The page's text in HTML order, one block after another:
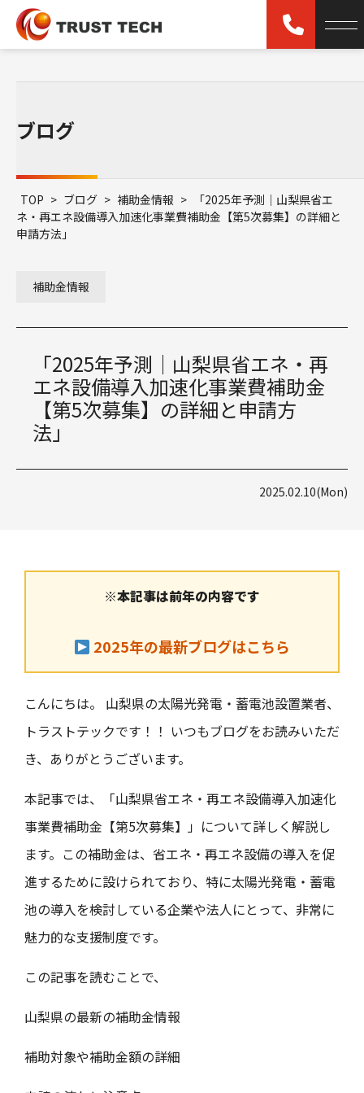
ブログ
TOP > ブログ > 補助金情報 >
「2025年予測｜山梨県省エ
ネ・再エネ設備導入加速化事業費補助金【第5次募集】の詳細と
申請方法」
補助金情報
「2025年予測｜山梨県省エネ・再
エネ設備導入加速化事業費補助金
【第5次募集】の詳細と申請方
法」
2025.02.10(Mon)
※本記事は前年の内容です
2025年の最新ブログはこちら
こんにちは。 山梨県の太陽光発電・蓄電池設置業者、
トラストテックです！！ いつもブログをお読みいただ
き、ありがとうございます。
本記事では、「山梨県省エネ・再エネ設備導入加速化
事業費補助金【第5次募集】」について詳しく解説し
ます。この補助金は、省エネ・再エネ設備の導入を促
進するために設けられており、特に太陽光発電・蓄電
池の導入を検討している企業や法人にとって、非常に
魅力的な支援制度です。
この記事を読むことで、
山梨県の最新の補助金情報
補助対象や補助金額の詳細